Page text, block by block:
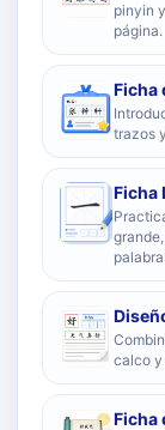
pinyin
página.
Ficha
trazos
Ficha
calco y
Ficha